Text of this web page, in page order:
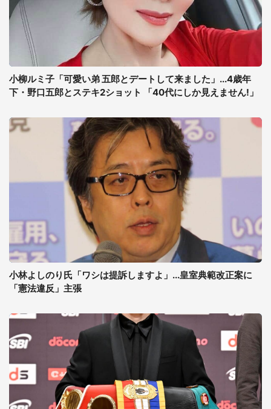
小柳ルミ子「可愛い弟 五郎とデートして来ました」...4歳年
下・野口五郎とステキ2ショット 「40代にしか見えません!」
小林よしのり氏「ワシは提訴しますよ」...皇室典範改正案に
「憲法違反」主張